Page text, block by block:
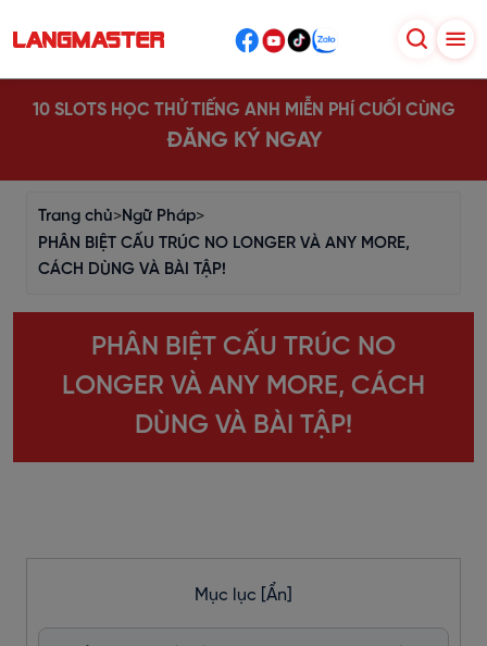
10 SLOTS HỌC THỬ TIẾNG ANH MIỄN PHÍ CUỐI CÙNG
ĐĂNG KÝ NGAY
Trang chủ>Ngữ Pháp>
PHÂN BIỆT CẤU TRÚC NO LONGER VÀ ANY MORE,
CÁCH DÙNG VÀ BÀI TẬP!
PHÂN BIỆT CẤU TRÚC NO
LONGER VÀ ANY MORE, CÁCH
DÙNG VÀ BÀI TẬP!
Mục lục [Ẩn]